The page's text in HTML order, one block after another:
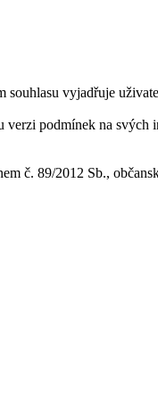
vyjadřuje
podmínek na svých
č. 89/2012 Sb.,